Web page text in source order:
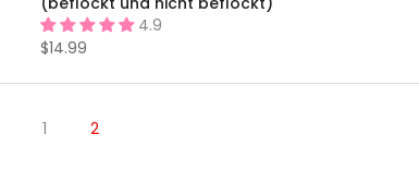
4.9
$14.99
1 2